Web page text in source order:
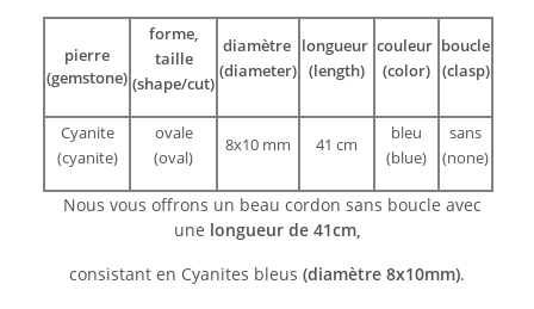
pierre
(gemstone)
forme,
taille
(shape/cut)
diamètre
(diameter)
longueur
(length)
couleur
(color)
boucle
(clasp)
Cyanite
(cyanite)
ovale
(oval)
8x10 mm 41 cm
bleu
(blue)
sans
(none)
Nous vous offrons un beau cordon sans boucle avec
une longueur de 41cm,
consistant en Cyanites bleus (diamètre 8x10mm).